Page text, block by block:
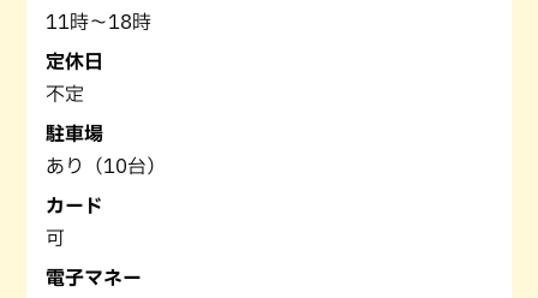
11時〜18時
定休日
不定
駐車場
あり（10台）
カード
可
電子マネー